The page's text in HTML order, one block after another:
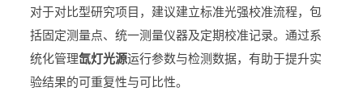
对于对比型研究项目，建议建立标准光强校准流程，包
括固定测量点、统一测量仪器及定期校准记录。通过系
统化管理氙灯光源运行参数与检测数据，有助于提升实
验结果的可重复性与可比性。